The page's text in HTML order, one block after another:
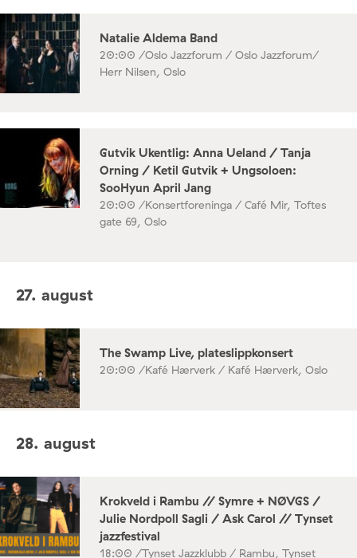
Natalie Aldema Band
20:00 /Oslo Jazzforum / Oslo Jazzforum/
Herr Nilsen, Oslo
Gutvik Ukentlig: Anna Ueland / Tanja
Orning / Ketil Gutvik + Ungsoloen:
SooHyun April Jang
20:00 /Konsertforeninga / Café Mir, Toftes
gate 69, Oslo
27. august
The Swamp Live, plateslippkonsert
20:00 /Kafé Hærverk / Kafé Hærverk, Oslo
28. august
Krokveld i Rambu // Symre + NØVGS /
Julie Nordpoll Sagli / Ask Carol // Tynset
jazzfestival
18:00 /Tynset Jazzklubb / Rambu, Tynset